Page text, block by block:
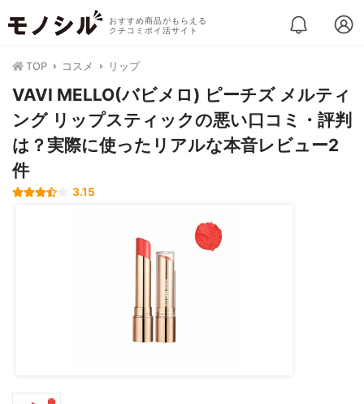
おすすめ商品がもらえる
クチコミポイ活サイト
TOP コスメ リップ
VAVI MELLO(バビメロ) ピーチズ メルティ
ング リップスティックの悪い口コミ・評判
は？実際に使ったリアルな本音レビュー2
件
3.15